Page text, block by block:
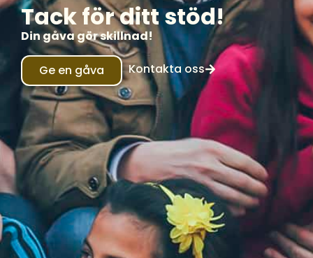
Tack för ditt stöd!
Din gåva gör skillnad!
Ge en gåva Kontakta oss